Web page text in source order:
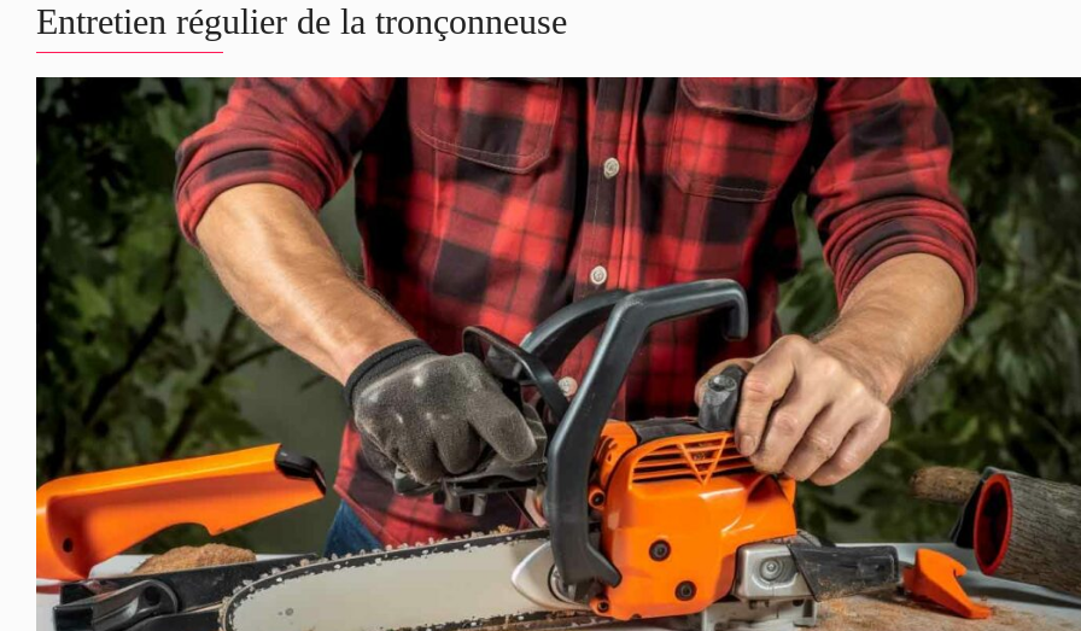
Entretien régulier de la tronçonneuse